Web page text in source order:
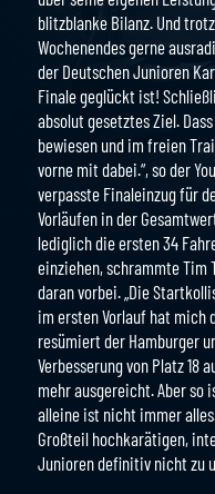
blitzblanke Bilanz. Und
Wochenendes gerne
der Deutschen Junioren
Finale geglückt ist!
absolut gesetztes Ziel.
bewiesen und im freien
vorne mit dabei.“, so der
verpasste Finaleinzug für
Vorläufen in der
lediglich die ersten 34
einziehen, schrammte Tim
daran vorbei. „Die
im ersten Vorlauf hat mich
resümiert der Hamburger
Verbesserung von Platz 18
mehr ausgereicht. Aber so
alleine ist nicht immer
Großteil hochkarätigen,
Junioren definitiv nicht zu